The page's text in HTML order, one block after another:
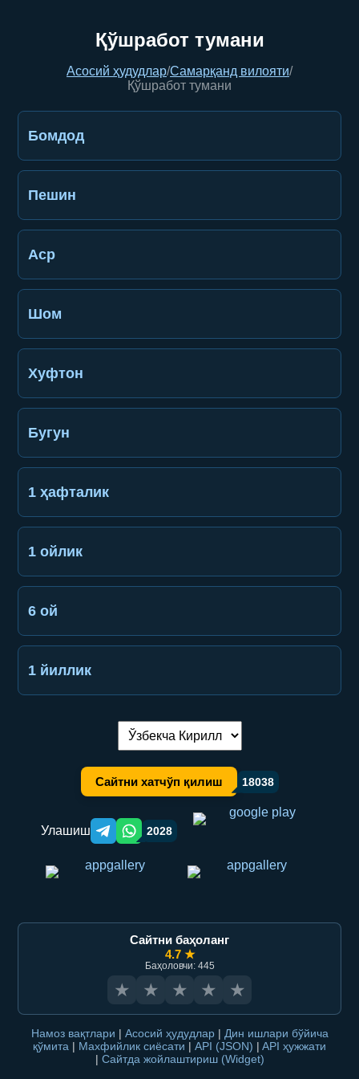
Қўшработ тумани
Асосий ҳудудлар/Самарқанд вилояти/
Қўшработ тумани
Бомдод
Пешин
Аср
Шом
Хуфтон
Бугун
1 ҳафталик
1 ойлик
6 ой
1 йиллик
Тилни алмаштириш:
Сайтни хатчўп қилиш 18038
Улашиш Telegram orqali ulashish
WhatsApp orqali ulashish
2028
Сайтни баҳоланг
4.7 ★
Баҳоловчи: 445
★ ★ ★ ★ ★
Намоз вақтлари | Асосий ҳудудлар | Дин ишлари бўйича
қўмита | Махфийлик сиёсати | API (JSON) | API ҳужжати
| Сайтда жойлаштириш (Widget)